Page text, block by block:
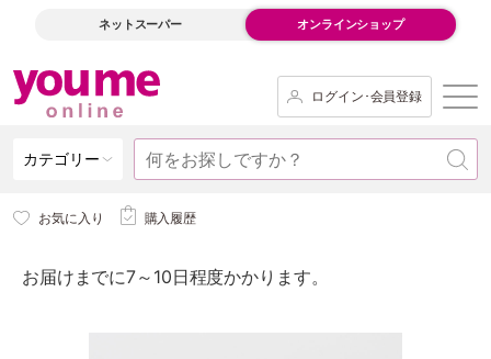
ネットスーパー オンラインショップ
ログイン･会員登録
カテゴリー
お気に入り 購入履歴
お届けまでに7～10日程度かかります。